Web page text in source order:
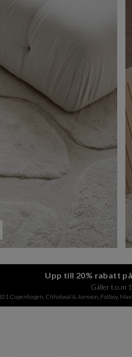
Upp till 20% rabatt
Gäller t.o.m
Copenhagen, Chhatwal & Jonsson, Fatboy,